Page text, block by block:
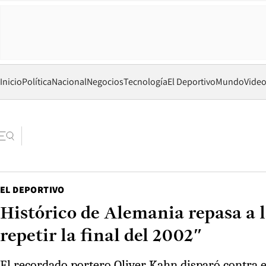
InicioPolíticaNacionalNegociosTecnologíaEl DeportivoMundo
EL DEPORTIVO
Histórico de Alemania repasa a
repetir la final del 2002″